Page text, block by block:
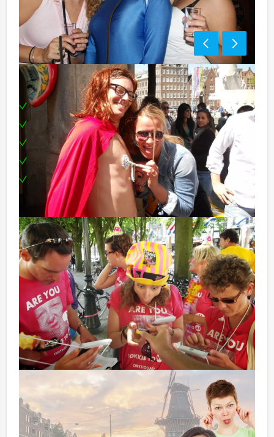
Inclusief:
Enthousiaste begeleiding
Filmcamera tijdens het spel
Alle filmpjes ontvangt u na afloop digitaal
Uitgebreid 3-gangen diner
Prijsuitreiking
Optioneel:
Niet telkens uw knip hoeven trekken om uw drankje af
te rekenen? Voor € 13,50 per persoon per uur dat u in
het restaurant doorbrengt (excl. BTW) kunt u
gebruikmaken van het drankarrangement, waarbij u
onbeperkt kunt genieten van bier, fris, huiswijn, koffie
en thee. En… zo komt u ook achteraf niet voor
verrassingen te staan!
Komt u niet aan het minimale aantal deelnemers? Als u
bereid bent voor het minimale aantal te betalen, kunt u
ook gewoon voor minder personen boeken!
Beleef ook bij Holland Tour Guides uw sportieve
activiteiten, bedrijfsfeest, bedrijfsuitje,
bedrijfsuitstapje, boottocht, Crazy88, evenement,